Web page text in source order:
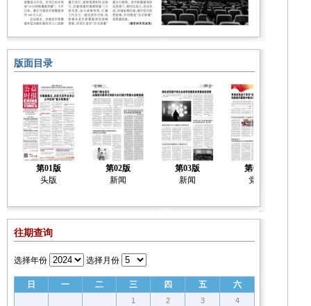
版面目录
第01版
头版
第02版
新闻
第03版
新闻
第04版
党建
往期查询
选择年份 选择月份
日 一 二 三 四 五 六
1 2 3
4